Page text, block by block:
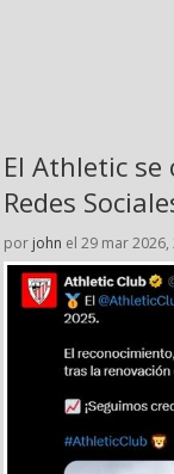
El Athletic se
Redes
por john el 29 mar 2026,